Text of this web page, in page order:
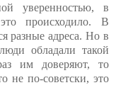
уверенностью, в
происходило. В
разные адреса. Но в
обладали такой
им доверяют, то
не по-советски, это